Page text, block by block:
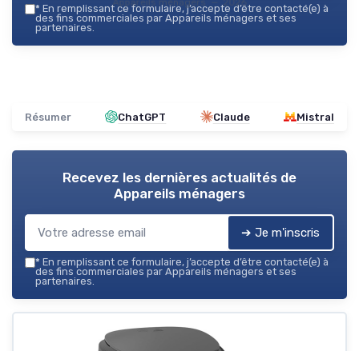
Appareils ménagers — 2026
* En remplissant ce formulaire, j’accepte d’être contacté(e) à
des fins commerciales par Appareils ménagers et ses
partenaires.
Résumer ChatGPT Claude Mistral
Recevez les dernières actualités de
Appareils ménagers
➔ Je m'inscris
* En remplissant ce formulaire, j’accepte d’être contacté(e) à
des fins commerciales par Appareils ménagers et ses
partenaires.